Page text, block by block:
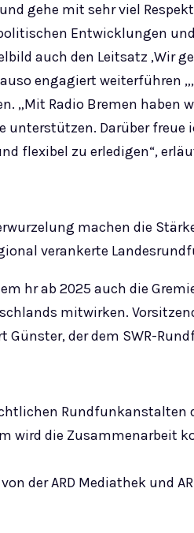
gehe mit sehr viel
Entwicklungen
auch den Leitsatz ‚Wir
engagiert weiterführen
„Mit Radio Bremen
Darüber
flexibel zu erledigen“,
machen die
verankerte
hr ab 2025 auch die
mitwirken.
Günster, der dem SWR-
Rundfunkanstalten
wird die
der ARD Mediathek und